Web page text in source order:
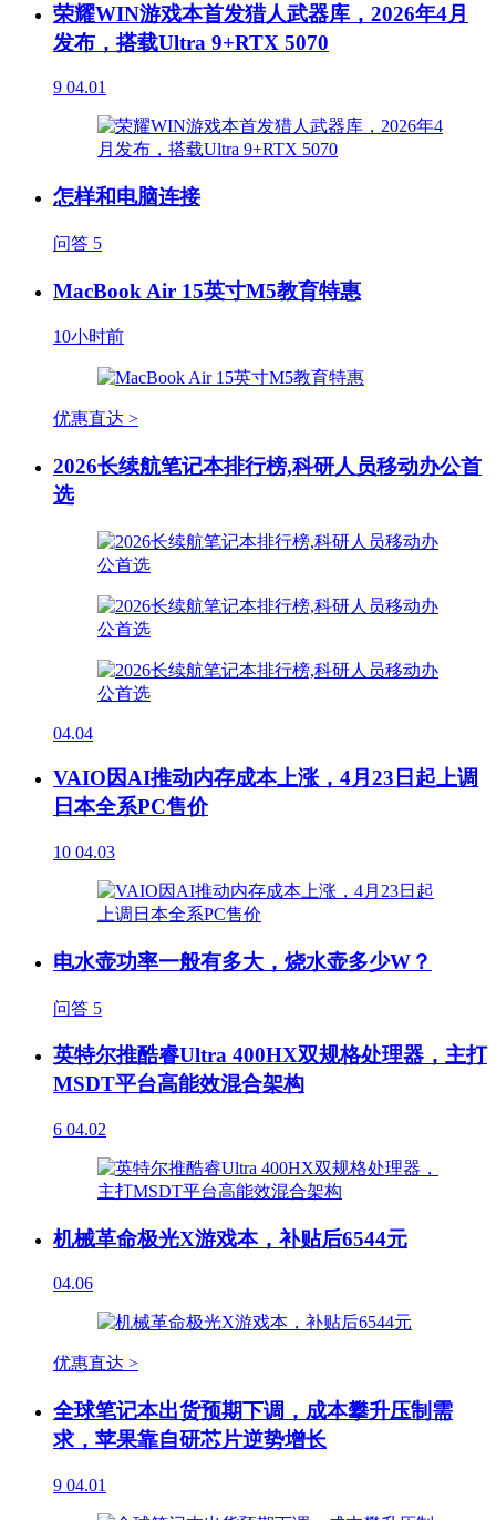
荣耀WIN游戏本首发猎人武器库，2026年4月
发布，搭载Ultra 9+RTX 5070
9 04.01
怎样和电脑连接
问答 5
MacBook Air 15英寸M5教育特惠
10小时前
优惠直达 >
2026长续航笔记本排行榜,科研人员移动办公首
选
04.04
VAIO因AI推动内存成本上涨，4月23日起上调
日本全系PC售价
10 04.03
电水壶功率一般有多大，烧水壶多少W？
问答 5
英特尔推酷睿Ultra 400HX双规格处理器，主打
MSDT平台高能效混合架构
6 04.02
机械革命极光X游戏本，补贴后6544元
04.06
优惠直达 >
全球笔记本出货预期下调，成本攀升压制需
求，苹果靠自研芯片逆势增长
9 04.01